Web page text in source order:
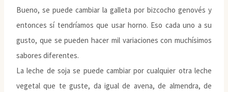
Bueno, se puede cambiar la galleta por bizcocho genovés y
entonces sí tendríamos que usar horno. Eso cada uno a su
gusto, que se pueden hacer mil variaciones con muchísimos
sabores diferentes.
La leche de soja se puede cambiar por cualquier otra leche
vegetal que te guste, da igual de avena, de almendra, de